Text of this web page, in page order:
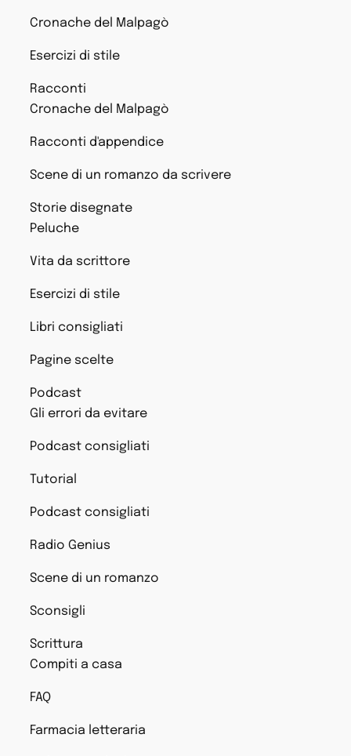
Cronache del Malpagò
Esercizi di stile
Racconti
Cronache del Malpagò
Racconti d'appendice
Scene di un romanzo da scrivere
Storie disegnate
Peluche
Vita da scrittore
Esercizi di stile
Libri consigliati
Pagine scelte
Podcast
Gli errori da evitare
Podcast consigliati
Tutorial
Podcast consigliati
Radio Genius
Scene di un romanzo
Sconsigli
Scrittura
Compiti a casa
FAQ
Farmacia letteraria